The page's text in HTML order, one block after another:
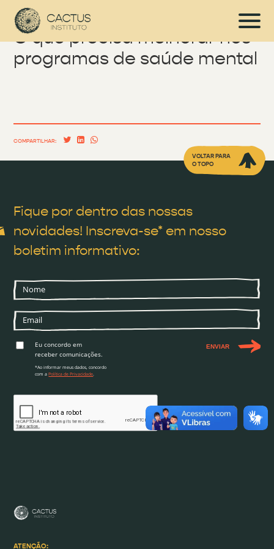
O que precisa melhorar nos
programas de saúde mental
COMPARTILHAR:
VOLTAR PARA
O TOPO
Fique por dentro das nossas
novidades! Inscreva-se* em nosso
boletim informativo:
Eu concordo em
receber comunicações.
*Ao informar meus dados, concordo
com aPolítica de Privacidade
ENVIAR
ATENÇÃO: